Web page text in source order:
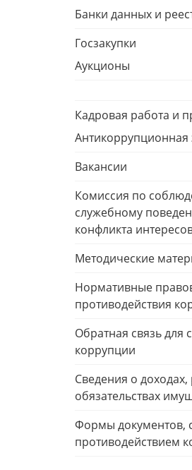
Банки данных и
Госзакупки
Аукционы
Кадровая работа и
Антикоррупционная
Вакансии
Комиссия по
служебному
конфликта
Методические
Нормативные
противодействия
Обратная связь для
коррупции
Сведения о
обязательствах
Формы документов,
противодействием